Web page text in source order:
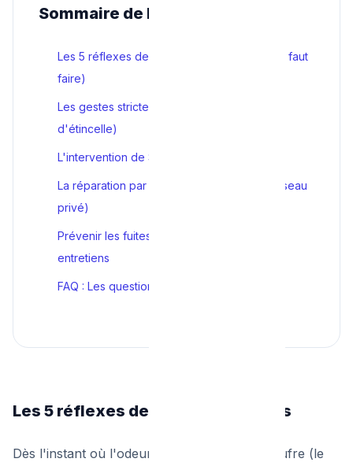
Sommaire de l'urgence gaz
Les 5 réflexes de survie immédiats (Ce qu'il faut
faire)
Les gestes strictement interdits (Danger
d'étincelle)
L'intervention de Sibelga (Réseau public)
La réparation par le chauffagiste agréé (Réseau
privé)
Prévenir les fuites : Flexibles, aérations et
entretiens
FAQ : Les questions sur la sécurité gaz
Les 5 réflexes de survie immédiats
Dès l'instant où l'odeur caractéristique de soufre (le